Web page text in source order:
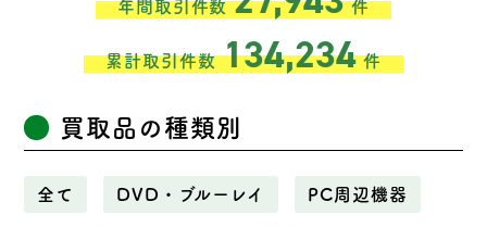
年間取引件数 件
累計取引件数134,234件
買取品の種類別
全て DVD・ブルーレイ PC周辺機器